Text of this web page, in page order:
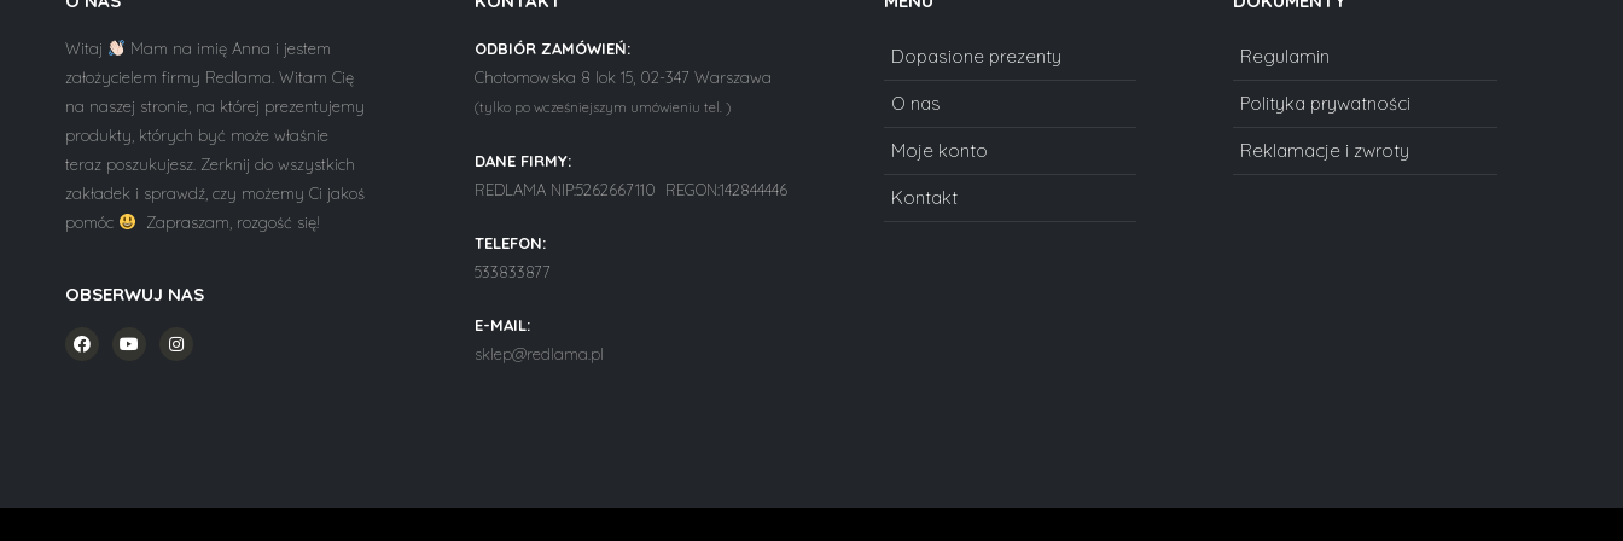
Witaj
Mam na imię Anna i jestem
założycielem firmy Redlama. Witam Cię
na naszej stronie, na której prezentujemy
produkty, których być może właśnie
teraz poszukujesz. Zerknij do wszystkich
zakładek i sprawdź, czy możemy Ci jakoś
pomóc
Zapraszam, rozgość się!
OBSERWUJ NAS
ODBIÓR ZAMÓWIEŃ:
Chotomowska 8 lok 15, 02-347 Warszawa
(tylko po wcześniejszym umówieniu tel. )
DANE FIRMY:
REDLAMA NIP:5262667110 REGON:142844446
TELEFON:
533833877
E-MAIL:
sklep@redlama.pl
Dopasione prezenty
O nas
Moje konto
Kontakt
Regulamin
Polityka prywatności
Reklamacje i zwroty